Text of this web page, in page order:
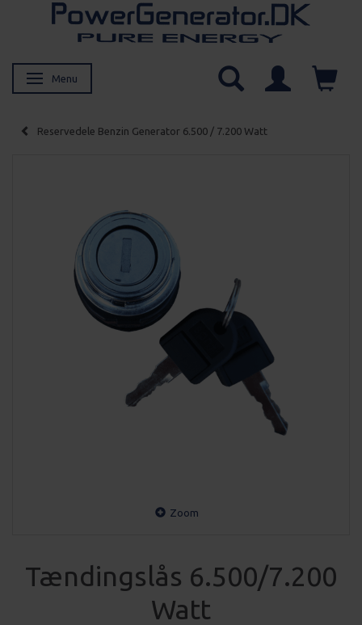
Skifte navigation
Menu
Reservedele Benzin Generator 6.500 / 7.200 Watt
Zoom
Tændingslås 6.500/7.200
Watt